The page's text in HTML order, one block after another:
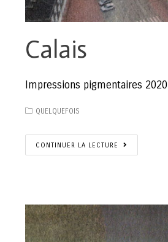
Calais
Impressions pigmentaires 2020
QUELQUEFOIS
CONTINUER LA LECTURE